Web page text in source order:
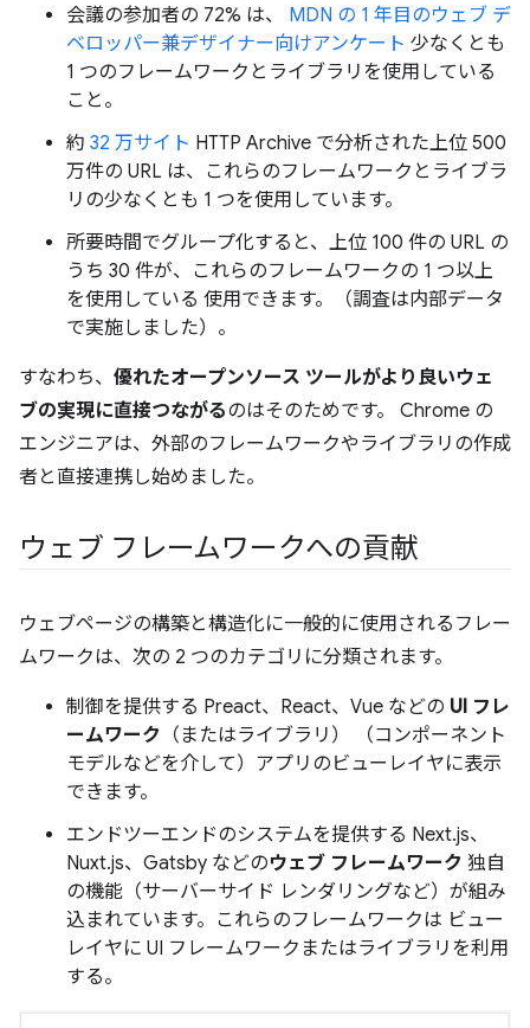
会議の参加者の 72% は、 MDN の 1 年目のウェブ デ
ベロッパー兼デザイナー向けアンケート 少なくとも
1 つのフレームワークとライブラリを使用している
こと。
約 32 万サイト HTTP Archive で分析された上位 500
万件の URL は、これらのフレームワークとライブラ
リの少なくとも 1 つを使用しています。
所要時間でグループ化すると、上位 100 件の URL の
うち 30 件が、これらのフレームワークの 1 つ以上
を使用している 使用できます。（調査は内部データ
で実施しました）。
すなわち、 優れたオープンソース ツールがより良いウェ
ブの実現に直接つながるのはそのためです。 Chrome の
エンジニアは、外部のフレームワークやライブラリの作成
者と直接連携し始めました。
ウェブ フレームワークへの貢献
ウェブページの構築と構造化に一般的に使用されるフレー
ムワークは、次の 2 つのカテゴリに分類されます。
制御を提供する Preact、React、Vue などの UI フレ
ームワーク （またはライブラリ） （コンポーネント
モデルなどを介して）アプリのビューレイヤに表示
できます。
エンドツーエンドのシステムを提供する Next.js、
Nuxt.js、Gatsby などのウェブ フレームワーク 独自
の機能（サーバーサイド レンダリングなど）が組み
込まれています。これらのフレームワークは ビュー
レイヤに UI フレームワークまたはライブラリを利用
する。